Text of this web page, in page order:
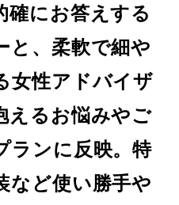
確にお答えする
と、柔軟で細や
女性アドバイザ
えるお悩みやご
ランに反映。特
など使い勝手や